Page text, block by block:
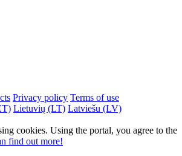
Privacy policy Terms of use
Lietuvių (LT) Latviešu (LV)
cookies. Using the portal, you agree to the
find out more!